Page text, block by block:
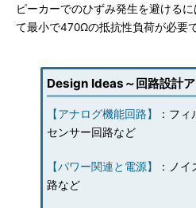
ピーカーでのひずみ発生を避ける
て最小で470Ωの抵抗性負荷が必要で
Design Ideas～回路設計
【アナログ機能回路】
：フィ
センサー回路など
【パワー関連と電源】
：ノ
路など